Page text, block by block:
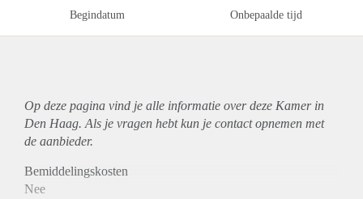
Begindatum Onbepaalde tijd
Op deze pagina vind je alle informatie over deze Kamer in
Den Haag. Als je vragen hebt kun je contact opnemen met
de aanbieder.
Bemiddelingskosten
Nee